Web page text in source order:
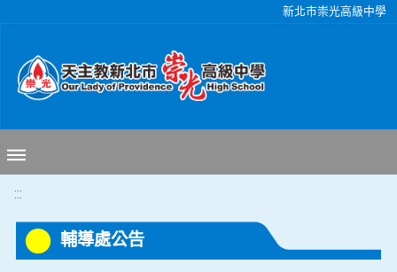
新北市崇光高級中學
:::
輔導處公告